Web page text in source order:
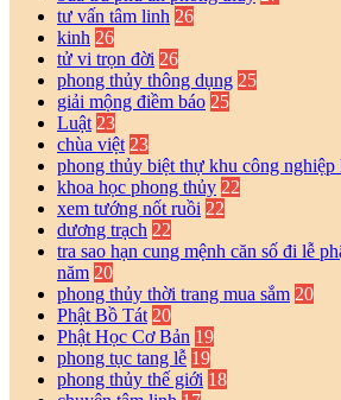
tư vấn tâm linh 26
kinh 26
tử vi trọn đời 26
phong thủy thông dụng 25
giải mộng điềm báo 25
Luật 23
chùa việt 23
phong thủy biệt thự khu công nghiệp
khoa học phong thủy 22
xem tướng nốt ruồi 22
dương trạch 22
tra sao hạn cung mệnh căn số đi lễ
năm 20
phong thủy thời trang mua sắm 20
Phật Bồ Tát 20
Phật Học Cơ Bản 19
phong tục tang lễ 19
phong thủy thế giới 18